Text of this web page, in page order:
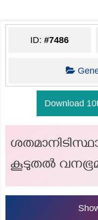
ID:#7486
Download
കൂടുതല്‍